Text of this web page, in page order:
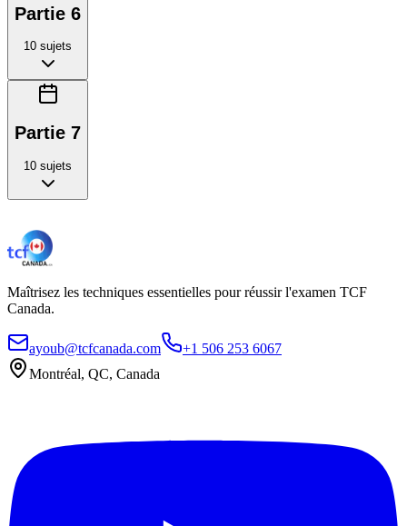
Partie 6
10 sujets
Partie 7
10 sujets
Maîtrisez les techniques essentielles pour réussir l'examen TCF
Canada.
ayoub@tcfcanada.com
+1 506 253 6067
Montréal, QC, Canada